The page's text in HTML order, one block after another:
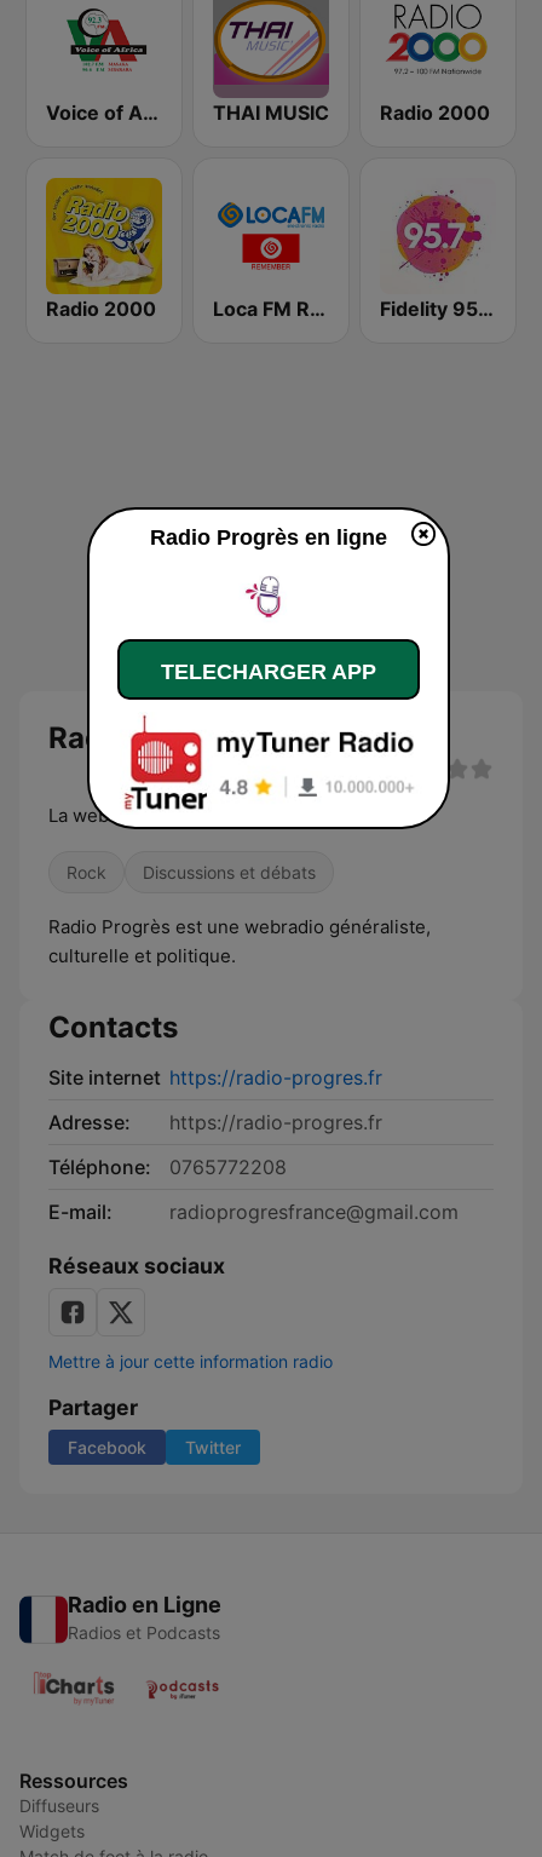
Voice of Africa THAI MUSIC Radio 2000
Radio 2000 Loca FM Remember Fidelity 95.7 FM
Radio Progrès
La webradio du progrès
Rock Discussions et débats
Radio Progrès est une webradio généraliste,
culturelle et politique.
Contacts
Site internet https://radio-progres.fr
Adresse:
https://radio-progres.fr
Téléphone:
0765772208
E-mail:
radioprogresfrance@gmail.com
Réseaux sociaux
Mettre à jour cette information radio
Partager
Facebook Twitter
Radio en Ligne
Radios et Podcasts
Ressources
Diffuseurs
Widgets
Radio Progrès en ligne
TELECHARGER APP